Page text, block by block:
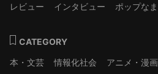
レビュー
インタビュー ポップな
CATEGORY
本・文芸
情報化社会 アニメ・漫画